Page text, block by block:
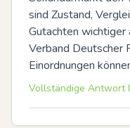
sind Zustand,
Gutachten wichtiger
Verband Deutscher
Einordnungen
Vollständige Antwort